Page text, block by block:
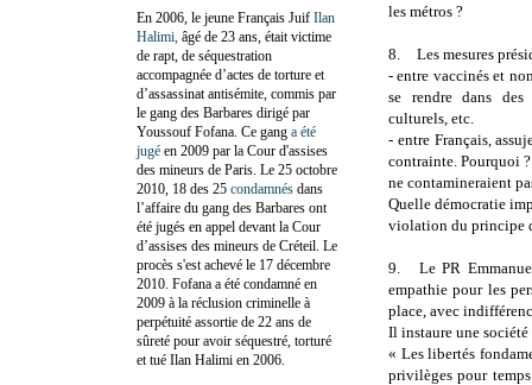
les métros ?
8.
Les mesures
- entre vaccinés et
se rendre dans des
culturels, etc.
- entre Français,
contrainte. Pourquoi
ne contamineraient
Quelle démocratie
violation du principe
9.
Le PR
empathie pour les
place, avec
Il instaure une
« Les libertés
privilèges pour
En 2006, le jeune Français Juif Ilan
Halimi, âgé de 23 ans, était victime
de rapt, de séquestration
accompagnée d’actes de torture et
d’assassinat antisémite, commis par
le gang des Barbares dirigé par
Youssouf Fofana. Ce gang a été
jugé en 2009 par la Cour d'assises
des mineurs de Paris. Le 25 octobre
2010, 18 des 25 condamnés dans
l’affaire du gang des Barbares ont
été jugés en appel devant la Cour
d’assises des mineurs de Créteil. Le
procès s'est achevé le 17 décembre
2010. Fofana a été condamné en
2009 à la réclusion criminelle à
perpétuité assortie de 22 ans de
sûreté pour avoir séquestré, torturé
et tué Ilan Halimi en 2006.